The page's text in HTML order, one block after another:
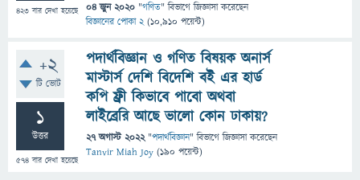
423 বার দেখা হয়েছে 04 জুন 2020 "গণিত" বিভাগে জিজ্ঞাসাকরেছেন
বিজ্ঞানের পোকা 2 (10,910 পয়েন্ট)
+2
টি ভোট
1
উত্তর
574 বার দেখা হয়েছে
পদার্থবিজ্ঞান ও গণিত বিষয়ক অনার্স
মাস্টার্স দেশি বিদেশি বই এর হার্ড
কপি ফ্রী কিভাবে পাবো অথবা
লাইব্রেরি আছে ভালো কোন ঢাকায়?
27 অগাস্ট 2022 "পদার্থবিজ্ঞান" বিভাগে জিজ্ঞাসাকরেছেন
Tanvir Miah Joy (190 পয়েন্ট)